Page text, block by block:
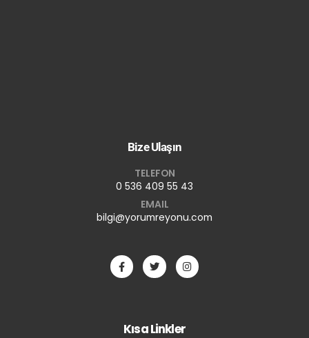
Bize Ulaşın
TELEFON
0 536 409 55 43
EMAIL
bilgi@yorumreyonu.com
Kısa Linkler